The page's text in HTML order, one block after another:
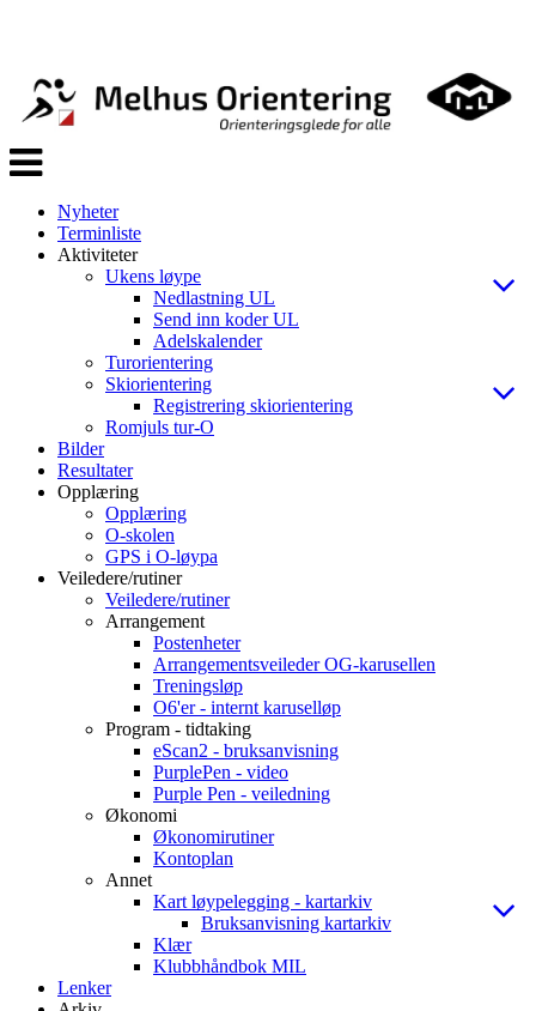
Veksle
navigasjon
Nyheter
Terminliste
Aktiviteter
Ukens løype
Nedlastning UL
Send inn koder UL
Adelskalender
Turorientering
Skiorientering
Registrering skiorientering
Romjuls tur-O
Bilder
Resultater
Opplæring
Opplæring
O-skolen
GPS i O-løypa
Veiledere/rutiner
Veiledere/rutiner
Arrangement
Postenheter
Arrangementsveileder OG-karusellen
Treningsløp
O6'er - internt karuselløp
Program - tidtaking
eScan2 - bruksanvisning
PurplePen - video
Purple Pen - veiledning
Økonomi
Økonomirutiner
Kontoplan
Annet
Kart løypelegging - kartarkiv
Bruksanvisning kartarkiv
Klær
Klubbhåndbok MIL
Lenker